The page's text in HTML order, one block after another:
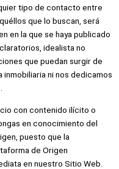
tipo de contacto entre
que lo buscan, será
en la que se haya publicado
idealista no
que puedan surgir de
ni nos dedicamos
con contenido ilícito o
en conocimiento del
puesto que la
de Origen
en nuestro Sitio Web.